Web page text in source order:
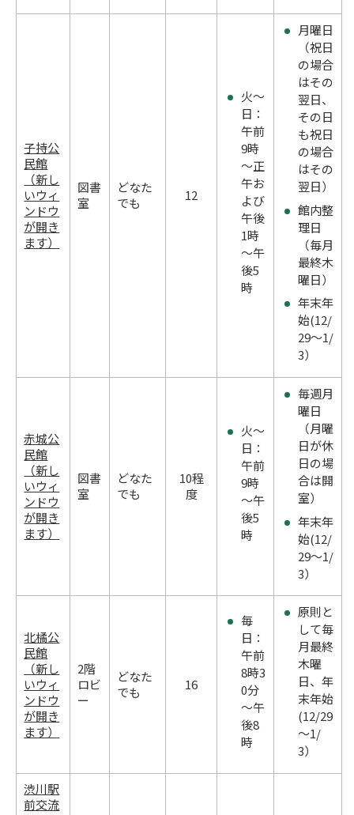
子持公
民館
（新し
いウィ
ンドウ
が開き
ます）
図書
室
どなた
でも
12
火～
日：
午前
9時
～正
午お
よび
午後
1時
～午
後5
時
月曜日
（祝日
の場合
はその
翌日、
その日
も祝日
の場合
はその
翌日）
館内整
理日
（毎月
最終木
曜日）
年末年
始(12/
29～1/
3）
赤城公
民館
（新し
いウィ
ンドウ
が開き
ます）
図書
室
どなた
でも
10程
度
火～
日：
午前
9時
～午
後5
時
毎週月
曜日
（月曜
日が休
日の場
合は開
室）
年末年
始(12/
29～1/
3）
北橘公
民館
（新し
いウィ
ンドウ
が開き
ます）
2階
ロビ
ー
どなた
でも
16
毎
日：
午前
8時3
0分
～午
後8
時
原則と
して毎
月最終
木曜
日、年
末年始
(12/29
～1/
3）
渋川駅
前交流